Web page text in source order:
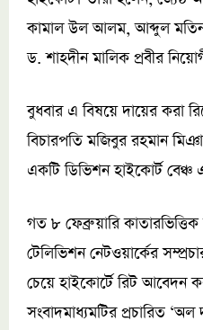
কামাল উল আলম, আব্দুল
ড. শাহদীন মালিক প্রবীর
বুধবার এ বিষয়ে দায়ের করা
বিচারপতি মজিবুর রহমান
একটি ডিভিশন হাইকোর্ট
গত ৮ ফেব্রুয়ারি
টেলিভিশন নেটওয়ার্কের
চেয়ে হাইকোর্টে রিট আবেদন
সংবাদমাধ্যমটির প্রচারিত ‘অল